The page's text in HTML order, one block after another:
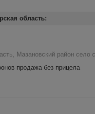
область:
Мазановский район село
продажа без прицела